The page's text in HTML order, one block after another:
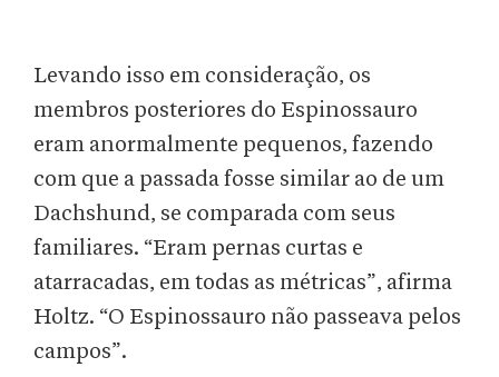
Levando isso em consideração, os
membros posteriores do Espinossauro
eram anormalmente pequenos, fazendo
com que a passada fosse similar ao de um
Dachshund, se comparada com seus
familiares. “Eram pernas curtas e
atarracadas, em todas as métricas”, afirma
Holtz. “O Espinossauro não passeava pelos
campos”.